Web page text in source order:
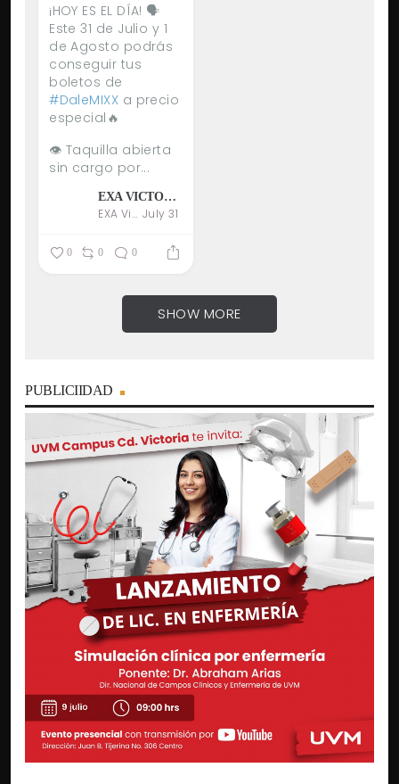
¡HOY ES EL DÍA! 🗣️
Este 31 de Julio y 1
de Agosto podrás
conseguir tus
boletos de
#DaleMIXX a precio
especial🔥
👁️ Taquilla abierta
sin cargo por...
EXA VICTORIA 94.5 FM
EXA Victoria 94.5 FM July 31
0 0 0
SHOW MORE
PUBLICIIDAD